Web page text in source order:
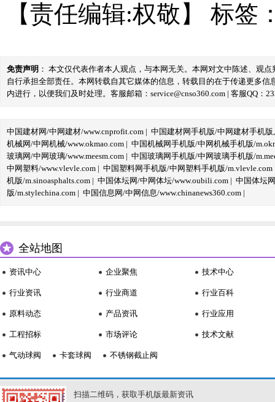
【责任编辑:权敬】 标签
免责声明 ： 本文仅代表作者本人观点，与本网无关。本网对文中陈述、观
自行承担全部责任。本网转载自其它媒体的信息，转载目的在于传递更多
内进行，以便我们及时处理。客服邮箱：service@cnso360.com | 客服QQ：
中国建材网/中网建材/www.cnprofit.com | 中国建材网手机版/中网建材手机版
机械网/中网机械/www.okmao.com | 中国机械网手机版/中网机械手机版/
玻璃网/中网玻璃/www.meesm.com | 中国玻璃网手机版/中网玻璃手机版/
中网塑料/www.vlevle.com | 中国塑料网手机版/中网塑料手机版/m.vlevle.com
机版/m.sinoasphalts.com | 中国体坛网/中网体坛/www.oubili.com | 中国体坛
版/m.stylechina.com | 中国信息网/中网信息/www.chinanews360.com |
全站地图
资讯中心
行业资讯
原料动态
工程招标
企业聚焦
行业商道
产品资讯
市场评论
技术中心
行业百科
行业应用
技术文献
气动球阀 卡套球阀 不锈钢截止阀
扫描二维码，获取手机版最新资讯